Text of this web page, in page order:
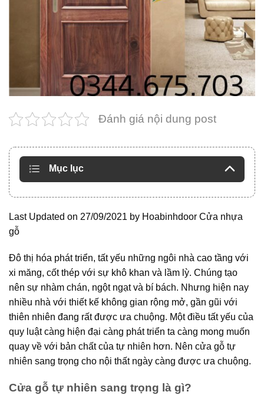
Đánh giá nội dung post
Mục lục
Last Updated on 27/09/2021 by Hoabinhdoor Cửa nhựa
gỗ
Đô thị hóa phát triển, tất yếu những ngôi nhà cao tầng với
xi măng, cốt thép với sự khô khan và lầm lỳ. Chúng tạo
nên sự nhàm chán, ngột ngạt và bí bách. Nhưng hiện nay
nhiều nhà với thiết kế không gian rộng mở, gần gũi với
thiên nhiên đang rất được ưa chuộng. Một điều tất yếu của
quy luật càng hiện đại càng phát triển ta càng mong muốn
quay về với bản chất của tự nhiên hơn. Nên cửa gỗ tự
nhiên sang trọng cho nội thấtngày càng được ưa chuộng.
Cửa gỗ tự nhiên sang trọng là gì?